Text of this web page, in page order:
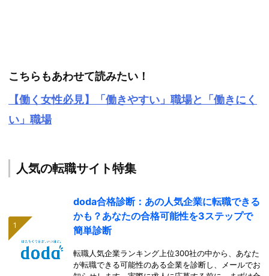
こちらもあわせて読みたい！
【働く女性必見】「働きやすい」職場と「働きにく
い」職場
人気の転職サイト特集
doda合格診断：あの人気企業に転職できる
かも？あなたの合格可能性を3ステップで
簡単診断
転職人気企業ランキング上位300社の中から、あなた
が転職できる可能性のある企業を診断し、メールでお